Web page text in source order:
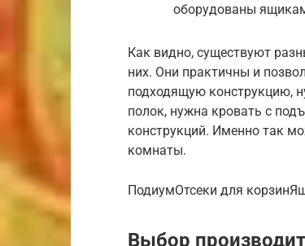
оборудованы
Как видно, существуют
них. Они практичны и
подходящую конструкцию,
полок, нужна кровать с
конструкций. Именно так
комнаты.
ПодиумОтсеки для
Выбор